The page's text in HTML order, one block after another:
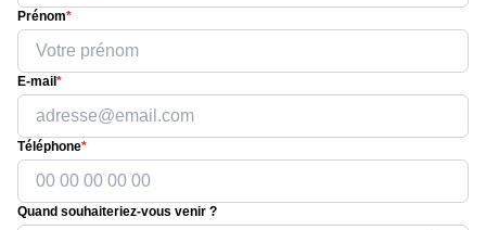
Prénom*
E-mail *
Téléphone*
Quand souhaiteriez-vous venir ?